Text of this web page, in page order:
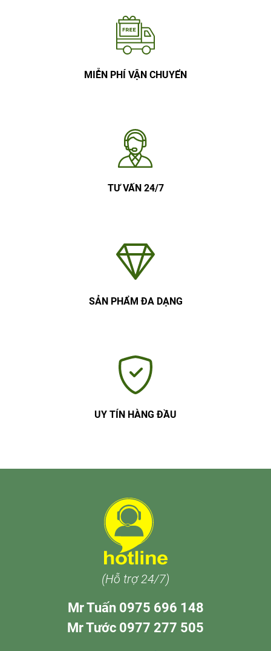
MIỄN PHÍ VẬN CHUYỂN
TƯ VẤN 24/7
SẢN PHẨM ĐA DẠNG
UY TÍN HÀNG ĐẦU
(Hỗ trợ 24/7)
Mr Tuấn 0975 696 148
Mr Tước 0977 277 505